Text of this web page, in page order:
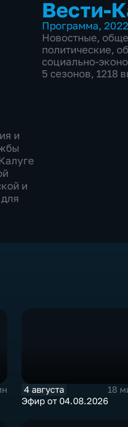
и
и
Вести-
Программа, 2022
Новостные,
политические,
социально-
5 сезонов, 1218
4 августа
18
Эфир от 04.08.2026